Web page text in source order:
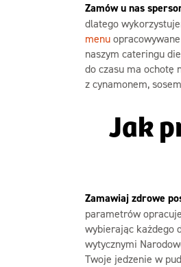
Zamów u nas
dlatego
menu
naszym cateringu
do czasu ma ochotę
z cynamonem,
Jak
Zamawiaj zdrowe
parametrów
wybierając każdego
wytycznymi
Twoje jedzenie w